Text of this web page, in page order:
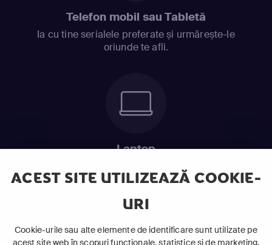
ACEST SITE UTILIZEAZĂ COOKIE-
URI
Cookie-urile sau alte elemente de identificare sunt utilizate pe
acest site web în scopuri funcționale, statistice și de marketing,
Telefon mobil sau Tabletă
Ia cu tine serialele preferate și urmărește-le
oriunde te afli.
Laptop
ABONEAZĂ-TE ACUM